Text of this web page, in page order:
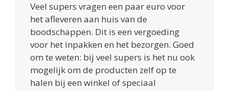
Veel supers vragen een paar euro voor
het afleveren aan huis van de
boodschappen. Dit is een vergoeding
voor het inpakken en het bezorgen. Goed
om te weten: bij veel supers is het nu ook
mogelijk om de producten zelf op te
halen bij een winkel of speciaal